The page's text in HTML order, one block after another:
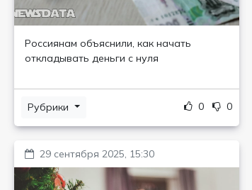
Россиянам объяснили, как начать
откладывать деньги с нуля
Рубрики 0 0
29 сентября 2025, 15:30